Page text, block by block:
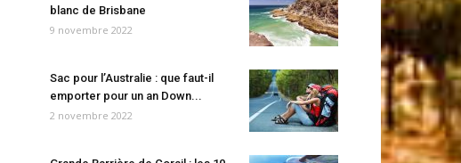
blanc de Brisbane
9 novembre 2022
Sac pour l’Australie : que faut-il
emporter pour un an Down...
2 novembre 2022